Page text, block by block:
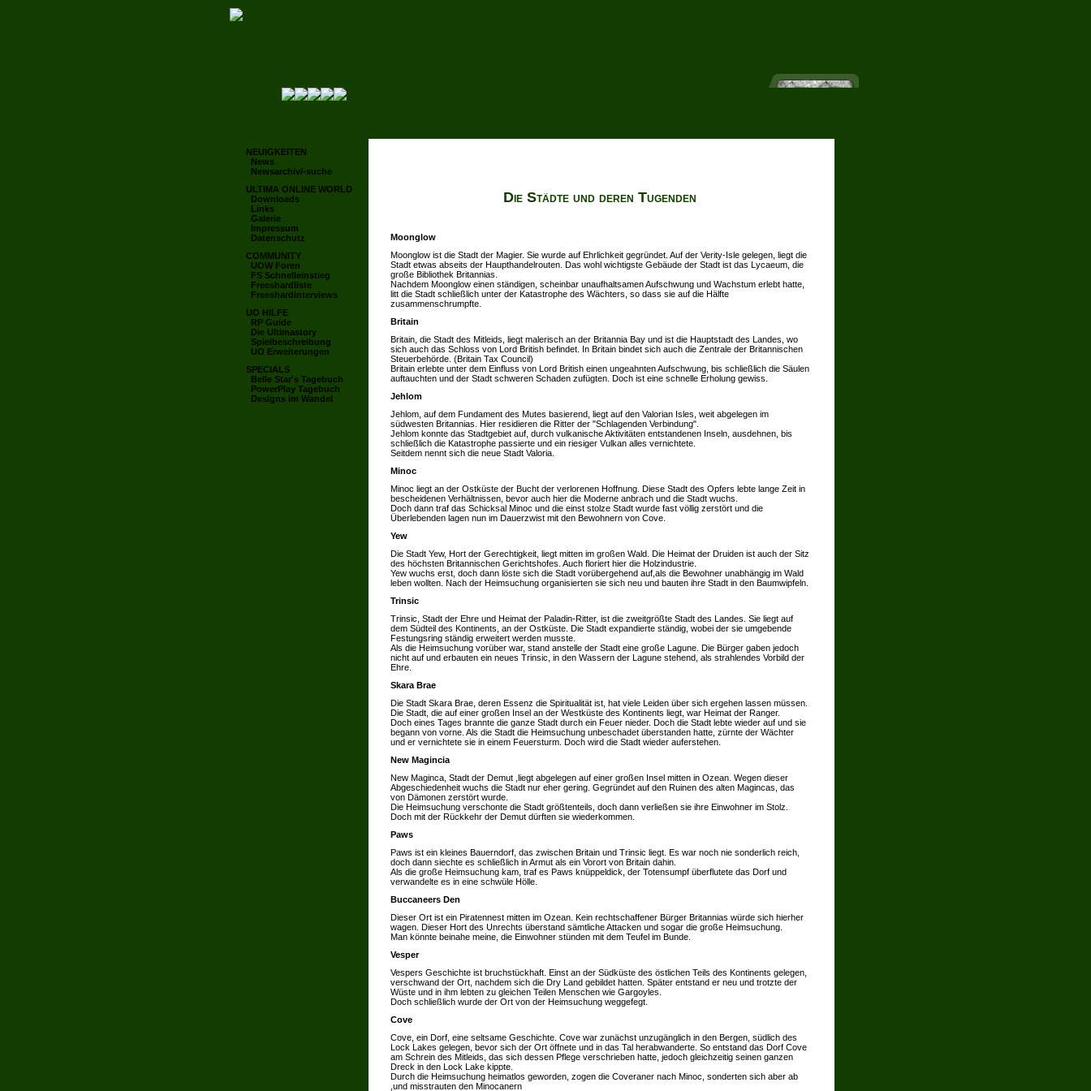
NEUIGKEITEN
News
Newsarchiv/-suche
ULTIMA ONLINE WORLD
Downloads
Links
Galerie
Impressum
Datenschutz
COMMUNITY
UOW Foren
FS Schnelleinstieg
Freeshardliste
Freeshardinterviews
UO HILFE
RP Guide
Die Ultimastory
Spielbeschreibung
UO Erweiterungen
SPECIALS
Belle Star's Tagebuch
PowerPlay Tagebuch
Designs im Wandel
Die Städte und deren Tugenden
Moonglow
Moonglow ist die Stadt der Magier. Sie wurde auf Ehrlichkeit gegründet. Auf der Verity-Isle gelegen, liegt die
Stadt etwas abseits der Haupthandelrouten. Das wohl wichtigste Gebäude der Stadt ist das Lycaeum, die
große Bibliothek Britannias.
Nachdem Moonglow einen ständigen, scheinbar unaufhaltsamen Aufschwung und Wachstum erlebt hatte,
litt die Stadt schließlich unter der Katastrophe des Wächters, so dass sie auf die Hälfte
zusammenschrumpfte.
Britain
Britain, die Stadt des Mitleids, liegt malerisch an der Britannia Bay und ist die Hauptstadt des Landes, wo
sich auch das Schloss von Lord British befindet. In Britain bindet sich auch die Zentrale der Britannischen
Steuerbehörde. (Britain Tax Council)
Britain erlebte unter dem Einfluss von Lord British einen ungeahnten Aufschwung, bis schließlich die Säulen
auftauchten und der Stadt schweren Schaden zufügten. Doch ist eine schnelle Erholung gewiss.
Jehlom
Jehlom, auf dem Fundament des Mutes basierend, liegt auf den Valorian Isles, weit abgelegen im
südwesten Britannias. Hier residieren die Ritter der "Schlagenden Verbindung".
Jehlom konnte das Stadtgebiet auf, durch vulkanische Aktivitäten entstandenen Inseln, ausdehnen, bis
schließlich die Katastrophe passierte und ein riesiger Vulkan alles vernichtete.
Seitdem nennt sich die neue Stadt Valoria.
Minoc
Minoc liegt an der Ostküste der Bucht der verlorenen Hoffnung. Diese Stadt des Opfers lebte lange Zeit in
bescheidenen Verhältnissen, bevor auch hier die Moderne anbrach und die Stadt wuchs.
Doch dann traf das Schicksal Minoc und die einst stolze Stadt wurde fast völlig zerstört und die
Überlebenden lagen nun im Dauerzwist mit den Bewohnern von Cove.
Yew
Die Stadt Yew, Hort der Gerechtigkeit, liegt mitten im großen Wald. Die Heimat der Druiden ist auch der Sitz
des höchsten Britannischen Gerichtshofes. Auch floriert hier die Holzindustrie.
Yew wuchs erst, doch dann löste sich die Stadt vorübergehend auf,als die Bewohner unabhängig im Wald
leben wollten. Nach der Heimsuchung organisierten sie sich neu und bauten ihre Stadt in den Baumwipfeln.
Trinsic
Trinsic, Stadt der Ehre und Heimat der Paladin-Ritter, ist die zweitgrößte Stadt des Landes. Sie liegt auf
dem Südteil des Kontinents, an der Ostküste. Die Stadt expandierte ständig, wobei der sie umgebende
Festungsring ständig erweitert werden musste.
Als die Heimsuchung vorüber war, stand anstelle der Stadt eine große Lagune. Die Bürger gaben jedoch
nicht auf und erbauten ein neues Trinsic, in den Wassern der Lagune stehend, als strahlendes Vorbild der
Ehre.
Skara Brae
Die Stadt Skara Brae, deren Essenz die Spiritualität ist, hat viele Leiden über sich ergehen lassen müssen.
Die Stadt, die auf einer großen Insel an der Westküste des Kontinents liegt, war Heimat der Ranger.
Doch eines Tages brannte die ganze Stadt durch ein Feuer nieder. Doch die Stadt lebte wieder auf und sie
begann von vorne. Als die Stadt die Heimsuchung unbeschadet überstanden hatte, zürnte der Wächter
und er vernichtete sie in einem Feuersturm. Doch wird die Stadt wieder auferstehen.
New Magincia
New Maginca, Stadt der Demut ,liegt abgelegen auf einer großen Insel mitten in Ozean. Wegen dieser
Abgeschiedenheit wuchs die Stadt nur eher gering. Gegründet auf den Ruinen des alten Magincas, das
von Dämonen zerstört wurde.
Die Heimsuchung verschonte die Stadt größtenteils, doch dann verließen sie ihre Einwohner im Stolz.
Doch mit der Rückkehr der Demut dürften sie wiederkommen.
Paws
Paws ist ein kleines Bauerndorf, das zwischen Britain und Trinsic liegt. Es war noch nie sonderlich reich,
doch dann siechte es schließlich in Armut als ein Vorort von Britain dahin.
Als die große Heimsuchung kam, traf es Paws knüppeldick, der Totensumpf überflutete das Dorf und
verwandelte es in eine schwüle Hölle.
Buccaneers Den
Dieser Ort ist ein Piratennest mitten im Ozean. Kein rechtschaffener Bürger Britannias würde sich hierher
wagen. Dieser Hort des Unrechts überstand sämtliche Attacken und sogar die große Heimsuchung.
Man könnte beinahe meine, die Einwohner stünden mit dem Teufel im Bunde.
Vesper
Vespers Geschichte ist bruchstückhaft. Einst an der Südküste des östlichen Teils des Kontinents gelegen,
verschwand der Ort, nachdem sich die Dry Land gebildet hatten. Später entstand er neu und trotzte der
Wüste und in ihm lebten zu gleichen Teilen Menschen wie Gargoyles.
Doch schließlich wurde der Ort von der Heimsuchung weggefegt.
Cove
Cove, ein Dorf, eine seltsame Geschichte. Cove war zunächst unzugänglich in den Bergen, südlich des
Lock Lakes gelegen, bevor sich der Ort öffnete und in das Tal herabwanderte. So entstand das Dorf Cove
am Schrein des Mitleids, das sich dessen Pflege verschrieben hatte, jedoch gleichzeitig seinen ganzen
Dreck in den Lock Lake kippte.
Durch die Heimsuchung heimatlos geworden, zogen die Coveraner nach Minoc, sonderten sich aber ab
,und misstrauten den Minocanern